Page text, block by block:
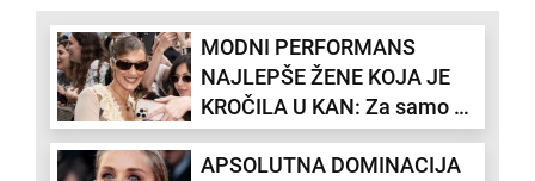
MODNI PERFORMANS
NAJLEPŠE ŽENE KOJA JE
KROČILA U KAN: Za samo 24
sata i par presvlaka
dokazala kakva je IKONA
APSOLUTNA DOMINACIJA